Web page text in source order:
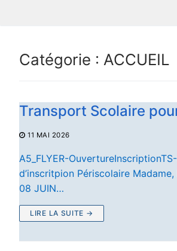
Catégorie : ACCUEIL
Transport Scolaire
11 MAI 2026
A5_FLYER-
d’inscritpion Périscolaire
08 JUIN…
LIRE LA SUITE →